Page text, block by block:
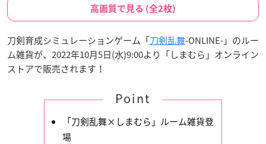
高画質で見る (全2枚)
刀剣育成シミュレーションゲーム「刀剣乱舞-ONLINE-」のルー
ム雑貨が、2022年10月5日(水)9:00より「しまむら」オンライン
ストアで販売されます！
Point
「刀剣乱舞×しまむら」ルーム雑貨登
場